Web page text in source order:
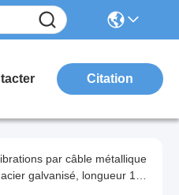
Citation
par câble métallique
galvanisé, longueur 12